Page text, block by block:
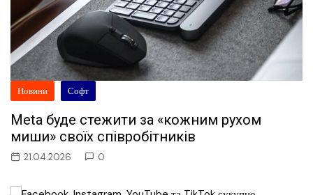
Новини Софт
Meta буде стежити за «кожним рухом
миши» своїх співробітників
21.04.2026 0